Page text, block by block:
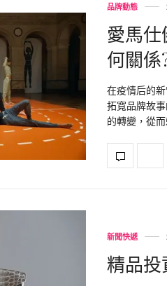
品牌動態
愛馬
何關係
在疫情后的
拓寬品牌故
的轉變，從
新聞快遞
精品投